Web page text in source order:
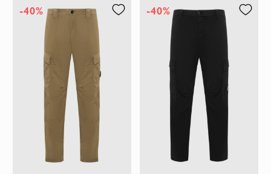
-40% -40%